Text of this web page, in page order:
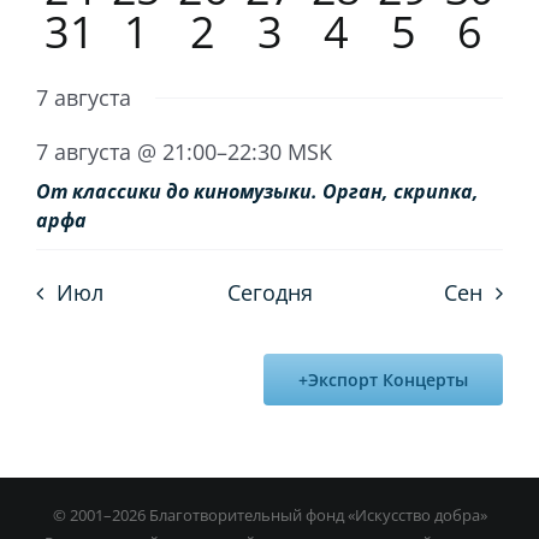
Игра на органе
концерты,
концерты,
событие,
концерты,
концерты,
0
концерты,
31
0
концерты,
1
1
2
0
3
0
4
1
5
0
6
7 августа
7 августа @ 21:00–22:30 MSK
От классики до киномузыки. Орган, скрипка,
арфа
Июл Сегодня Сен
Экспорт Концерты
© 2001–2026 Благотворительный фонд «Искусство добра»